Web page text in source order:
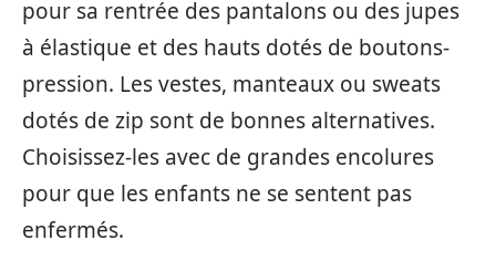
pour sa rentrée des pantalons ou des jupes
à élastique et des hauts dotés de boutons-
pression. Les vestes, manteaux ou sweats
dotés de zip sont de bonnes alternatives.
Choisissez-les avec de grandes encolures
pour que les enfants ne se sentent pas
enfermés.